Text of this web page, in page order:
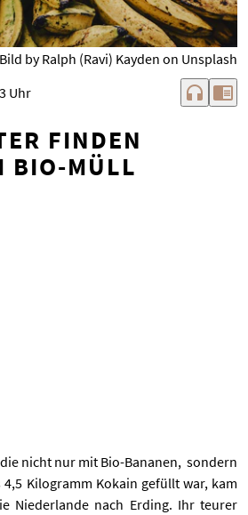
Bild by Ralph (Ravi) Kayden on Unsplash
Uhr headphones chrome_reader_mode
FINDEN
BIO-MÜLL
nicht nur mit Bio-Bananen, sondern
Kilogramm Kokain gefüllt war, kam
Niederlande nach Erding. Ihr teurer